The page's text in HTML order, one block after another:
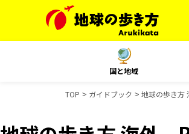
国と地域
TOP ガイドブック 地球の歩き方